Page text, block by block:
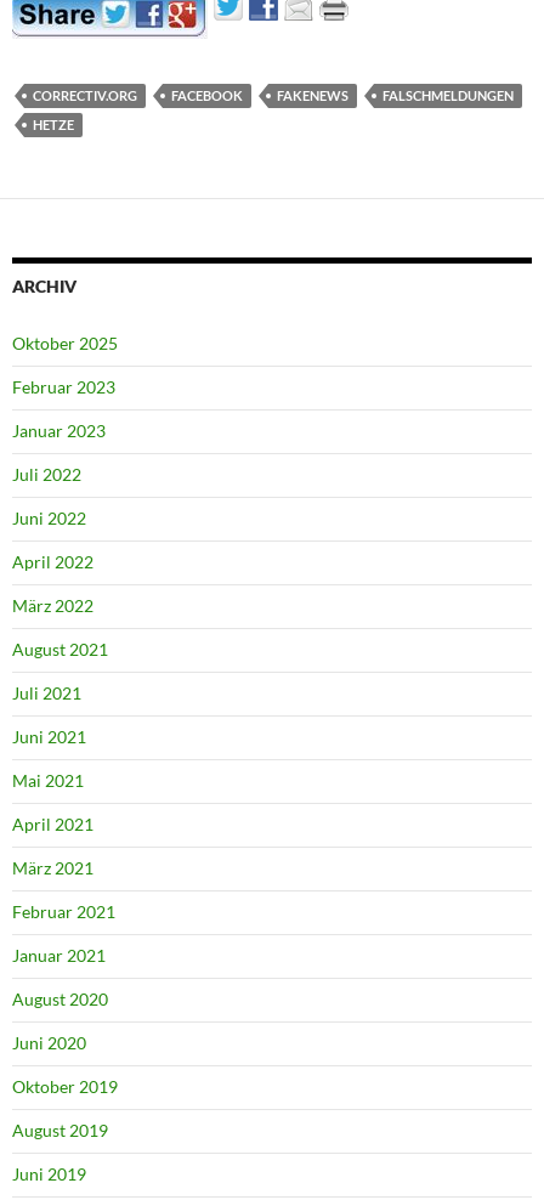
CORRECTIV.ORG FACEBOOK FAKENEWS
FALSCHMELDUNGEN
HETZE
ARCHIV
Oktober 2025
Februar 2023
Januar 2023
Juli 2022
Juni 2022
April 2022
März 2022
August 2021
Juli 2021
Juni 2021
Mai 2021
April 2021
März 2021
Februar 2021
Januar 2021
August 2020
Juni 2020
Oktober 2019
August 2019
Juni 2019